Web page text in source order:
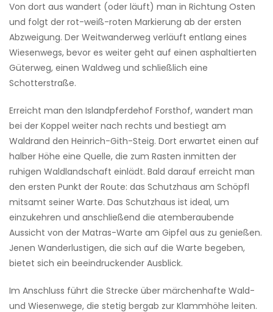
Von dort aus wandert (oder läuft) man in Richtung Osten
und folgt der rot-weiß-roten Markierung ab der ersten
Abzweigung. Der Weitwanderweg verläuft entlang eines
Wiesenwegs, bevor es weiter geht auf einen asphaltierten
Güterweg, einen Waldweg und schließlich eine
Schotterstraße.
Erreicht man den Islandpferdehof Forsthof, wandert man
bei der Koppel weiter nach rechts und bestiegt am
Waldrand den Heinrich-Gith-Steig. Dort erwartet einen auf
halber Höhe eine Quelle, die zum Rasten inmitten der
ruhigen Waldlandschaft einlädt. Bald darauf erreicht man
den ersten Punkt der Route: das Schutzhaus am Schöpfl
mitsamt seiner Warte. Das Schutzhaus ist ideal, um
einzukehren und anschließend die atemberaubende
Aussicht von der Matras-Warte am Gipfel aus zu genießen.
Jenen Wanderlustigen, die sich auf die Warte begeben,
bietet sich ein beeindruckender Ausblick.
Im Anschluss führt die Strecke über märchenhafte Wald-
und Wiesenwege, die stetig bergab zur Klammhöhe leiten.